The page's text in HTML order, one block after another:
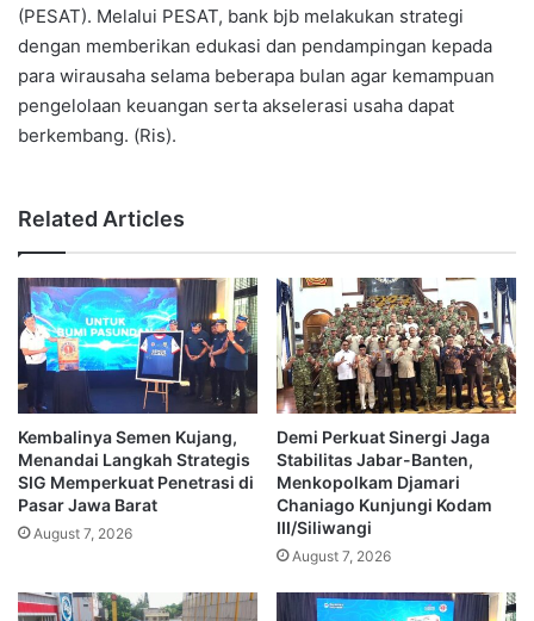
(PESAT). Melalui PESAT, bank bjb melakukan strategi
dengan memberikan edukasi dan pendampingan kepada
para wirausaha selama beberapa bulan agar kemampuan
pengelolaan keuangan serta akselerasi usaha dapat
berkembang. (Ris).
Related Articles
Kembalinya Semen Kujang,
Menandai Langkah Strategis
SIG Memperkuat Penetrasi di
Pasar Jawa Barat
August 7, 2026
Demi Perkuat Sinergi Jaga
Stabilitas Jabar-Banten,
Menkopolkam Djamari
Chaniago Kunjungi Kodam
III/Siliwangi
August 7, 2026